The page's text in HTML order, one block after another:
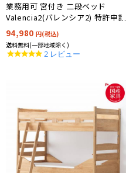
業務用可 宮付き 二段ベッド
Valencia2(バレンシア2) 特許申請
構造 耐荷重900kg
94,980 円(税込)
送料無料(一部地域除く)
5.0
2 レビュー